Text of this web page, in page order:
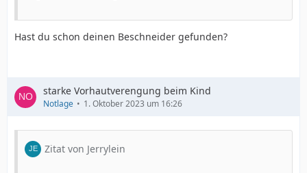
Hast du schon deinen Beschneider gefunden?
starke Vorhautverengung beim Kind
Notlage 1. Oktober 2023 um 16:26
Zitat von Jerrylein